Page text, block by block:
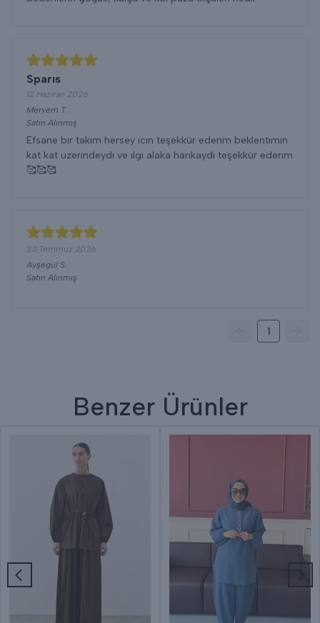
Sparıs
12 Haziran 2026
Meryem T.
Satın Alınmış
Efsane bır takım hersey ıcın teşekkür ederım beklentımın
kat kat uzerındeydı ve ılgı alaka harıkaydı teşekkür ederım
🥰🥰🥰
23 Temmuz 2026
Ayşegül S.
Satın Alınmış
1
Benzer Ürünler